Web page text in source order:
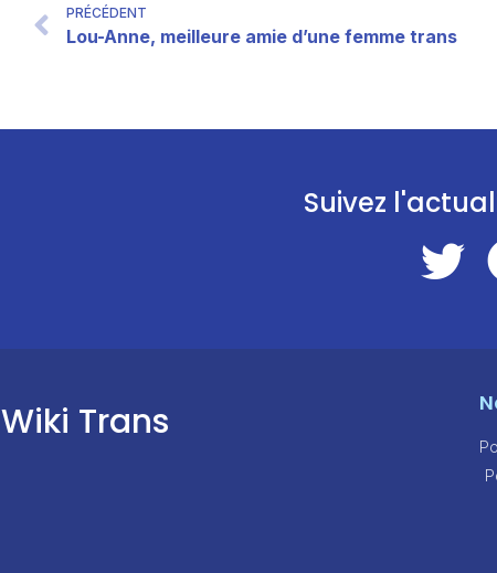
PRÉCÉDENT
Lou-Anne, meilleure amie d’une femme trans
Suivez
Wiki Trans